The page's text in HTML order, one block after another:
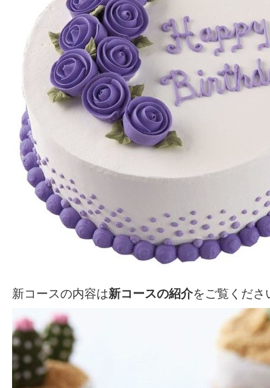
新コースの内容は新コースの紹介をご覧くださ